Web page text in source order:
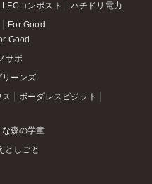
LFCコンポスト ハチドリ電力
For Good
Good
サポ
ーンズ
ボーダレスビジット
森の学童
としごと